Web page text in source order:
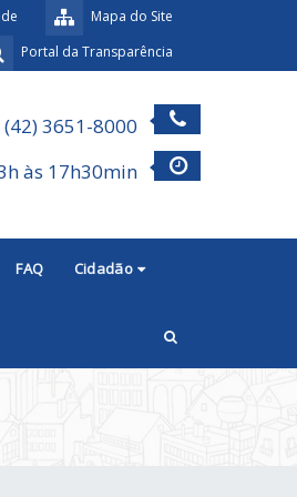
Mapa do Site
Portal da Transparência
(42) 3651-8000
às 17h30min
FAQ Cidadão